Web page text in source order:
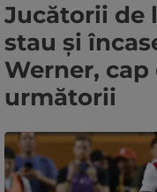
Jucătorii de
stau și
Werner,
următorii